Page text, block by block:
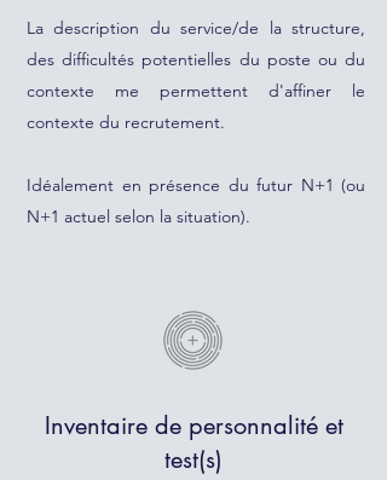
La description du service/de la structure,
des difficultés potentielles du poste ou du
contexte me permettent d'affiner le
contexte du recrutement.
Idéalement en présence du futur N+1 (ou
N+1 actuel selon la situation).
Inventaire de personnalité et
test(s)